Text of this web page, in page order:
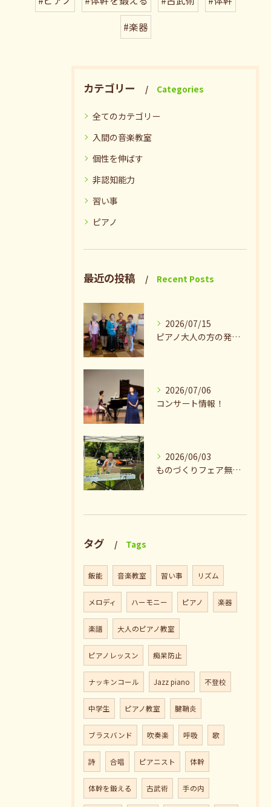
#楽器
カテゴリー Categories
全てのカテゴリー
入間の音楽教室
個性を伸ばす
非認知能力
習い事
ピアノ
最近の投稿 Recent Posts
2026/07/15
ピアノ大人の方の発表会兼ねたお茶会🎵
2026/07/06
コンサート情報！
2026/06/03
ものづくりフェア無事終了♪ありがとうございました。
タグ Tags
飯能 音楽教室 習い事 リズム
メロディ ハーモニー ピアノ 楽器
楽譜 大人のピアノ教室
ピアノレッスン 痴呆防止
ナッキンコール Jazz piano 不登校
中学生 ピアノ教室 腱鞘炎
ブラスバンド 吹奏楽 呼吸 歌
詩 合唱 ピアニスト 体幹
体幹を鍛える 古武術 手の内